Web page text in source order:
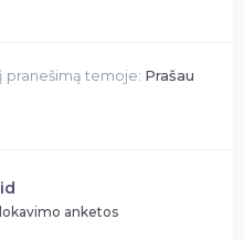
pranešimą temoje: Prašau
anketos